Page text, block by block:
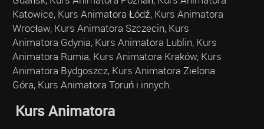
Katowice, Kurs Animatora Łódź, Kurs Animatora
Wrocław, Kurs Animatora Szczecin, Kurs
Animatora Gdynia, Kurs Animatora Lublin, Kurs
Animatora Rumia, Kurs Animatora Kraków, Kurs
Animatora Bydgoszcz, Kurs Animatora Zielona
Góra, Kurs Animatora Toruń i innych.
Kurs Animatora